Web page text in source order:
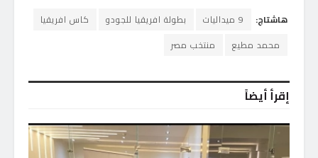
هاشتاج: 9 ميداليات بطولة افريقيا للجودو
كاس افريقيا
محمد مطيع
منتخب مصر
إقرأ أيضاً